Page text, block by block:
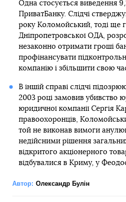
Одна стосується виведення
ПриватБанку. Слідчі
року Коломойський, тоді ще
Дніпропетровської ОДА,
незаконно отримати гроші
профінансувати
компанію і збільшити свою
В іншій справі слідчі
2003 році замовив убивство
юридичної компанії Сергія
правоохоронців,
той не виконав вимоги
недійсними рішення
відкритого акціонерного
відбувалися в Криму, у
Автор: Олександр Булін